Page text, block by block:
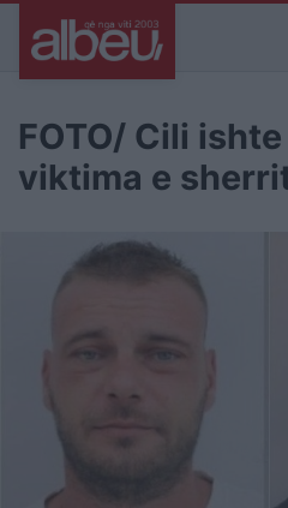
FOTO/ Cili
viktima e